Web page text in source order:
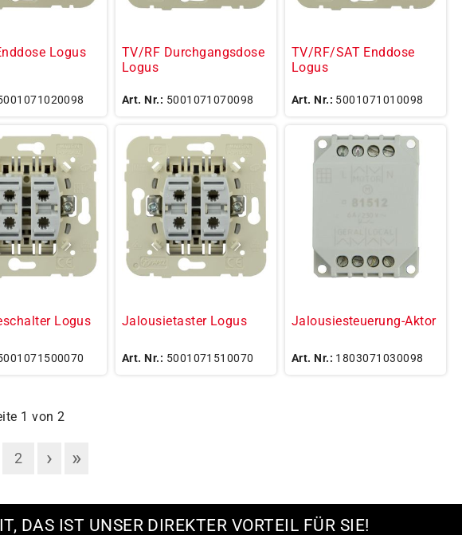
Logus
TV/RF Durchgangsdose
Logus
Art. Nr.: 5001071070098
TV/RF/SAT Enddose
Logus
Art. Nr.: 5001071010098
Logus Jalousietaster Logus
Art. Nr.: 5001071510070
Jalousiesteuerung-Aktor
Art. Nr.: 1803071030098
1 von 2
2 › »
DAS IST UNSER DIREKTER VORTEIL FÜR SIE!